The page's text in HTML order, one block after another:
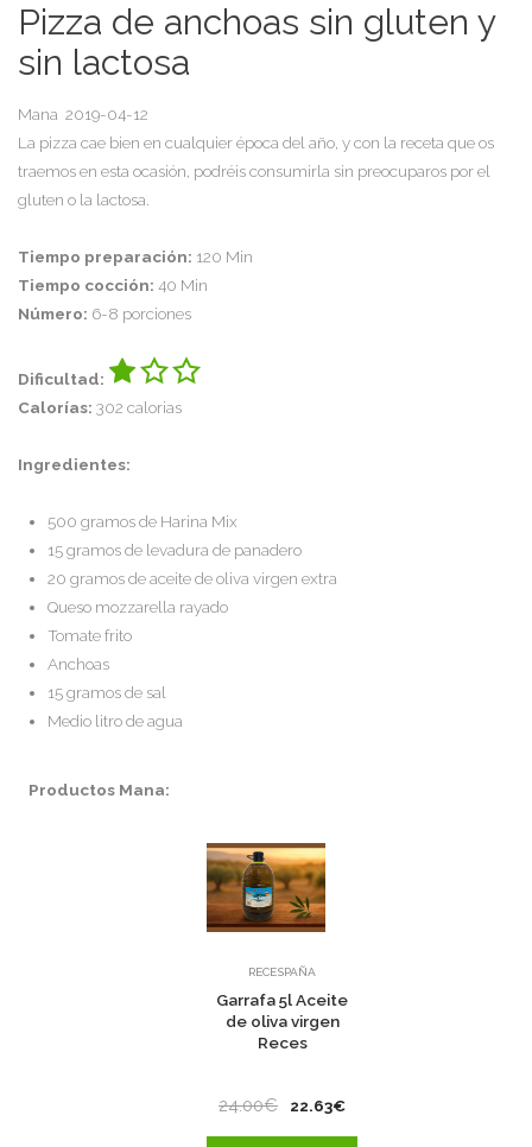
Pizza de anchoas sin gluten y
sin lactosa
Mana 2019-04-12
La pizza cae bien en cualquier época del año, y con la receta que os
traemos en esta ocasión, podréis consumirla sin preocuparos por el
gluten o la lactosa.
Tiempo preparación: 120 Min
Tiempo cocción: 40 Min
Número: 6-8 porciones
Dificultad:
Calorías: 302 calorias
Ingredientes:
500 gramos de Harina Mix
15 gramos de levadura de panadero
20 gramos de aceite de oliva virgen extra
Queso mozzarella rayado
Tomate frito
Anchoas
15 gramos de sal
Medio litro de agua
Productos Mana:
RECESPAÑA
Garrafa 5l Aceite
de oliva virgen
Reces
24.00€ 22.63€